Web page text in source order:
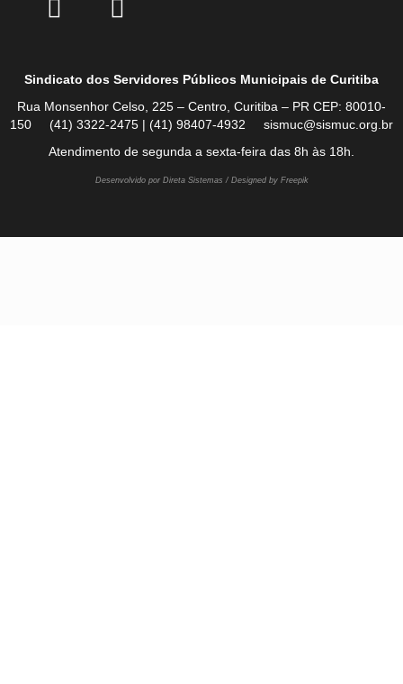
Sindicato dos Servidores Públicos Municipais de Curitiba
Rua Monsenhor Celso, 225 – Centro, Curitiba – PR CEP: 80010-
150 (41) 3322-2475 | (41) 98407-4932 sismuc@sismuc.org.br
Atendimento de segunda a sexta-feira das 8h às 18h.
Desenvolvido por Direta Sistemas / Designed by Freepik